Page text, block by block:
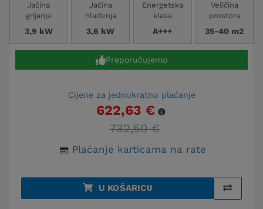
Jačina
grijanja
3,9 kW
Jačina
hlađenja
3,6 kW
Energetska
klasa
A+++
Veličina
prostora
35-40 m2
Preporučujemo
Cijene za jednokratno plaćanje
622,63 €
732,50 €
Plaćanje karticama na rate
U KOŠARICU